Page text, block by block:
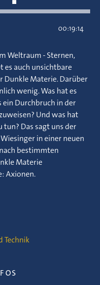
00:19:14
Weltraum - Sternen,
es auch unsichtbare
Dunkle Materie. Darüber
wenig. Was hat es
ein Durchbruch in der
Und was hat
Das sagt uns der
in einer neuen
bestimmten
Materie
Axionen.
Technik